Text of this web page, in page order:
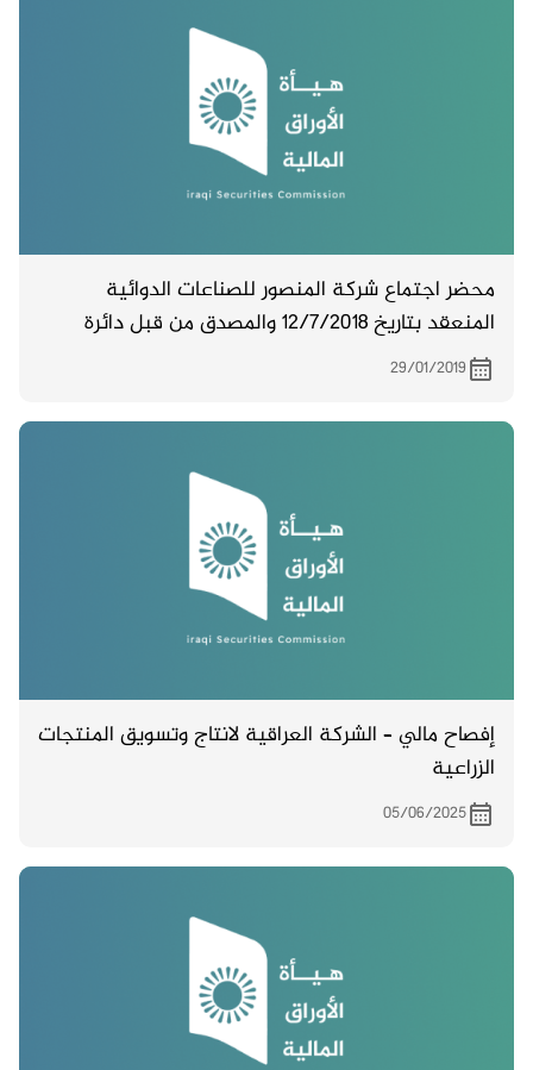
محضر اجتماع شركة المنصور للصناعات الدوائية
المنعقد بتاريخ 12/7/2018 والمصدق من قبل دائرة
تسجيل الشركات
29/01/2019
إفصاح مالي – الشركة العراقية لانتاج وتسويق المنتجات
الزراعية
05/06/2025